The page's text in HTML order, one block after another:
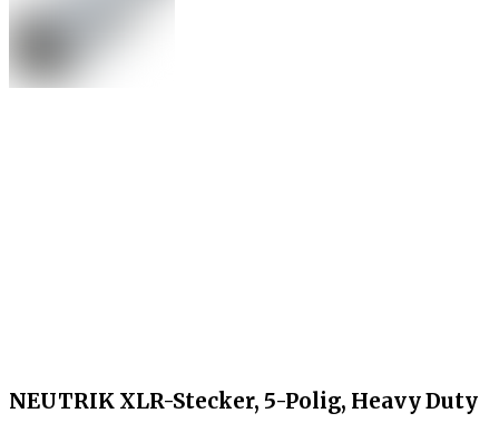
NEUTRIK XLR-Stecker, 5-Polig, Heavy Duty